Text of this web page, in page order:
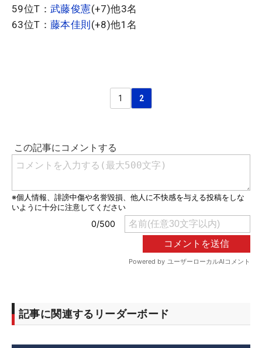
59位T： 武藤俊憲(+7)他3名
63位T： 藤本佳則 (+8)他1名
1 2
記事に関連するリーダーボード